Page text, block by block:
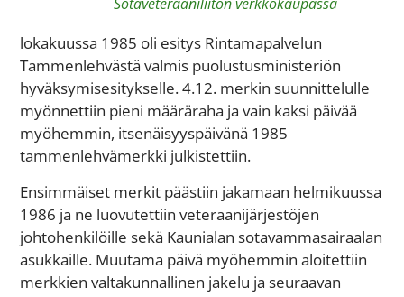
Sotaveteraaniliiton verkkokaupassa
lokakuussa 1985 oli esitys Rintamapalvelun
Tammenlehvästä valmis puolustusministeriön
hyväksymisesitykselle. 4.12. merkin suunnittelulle
myönnettiin pieni määräraha ja vain kaksi päivää
myöhemmin, itsenäisyyspäivänä 1985
tammenlehvämerkki julkistettiin.
Ensimmäiset merkit päästiin jakamaan helmikuussa
1986 ja ne luovutettiin veteraanijärjestöjen
johtohenkilöille sekä Kaunialan sotavammasairaalan
asukkaille. Muutama päivä myöhemmin aloitettiin
merkkien valtakunnallinen jakelu ja seuraavan